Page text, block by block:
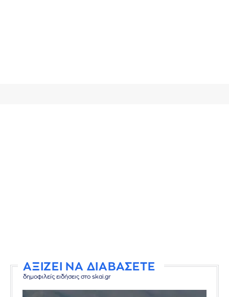
ΑΞΙΖΕΙ ΝΑ ΔΙΑΒΑΣΕΤΕ
δημοφιλείς ειδήσεις στο skai.gr